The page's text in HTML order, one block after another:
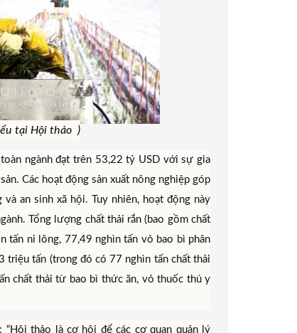
tại Hội thảo )
ngành đạt trên 53,22 tỷ USD với sự gia
Các hoạt động sản xuất nông nghiệp góp
an sinh xã hội. Tuy nhiên, hoạt động này
Tổng lượng chất thải rắn (bao gồm chất
tấn ni lông, 77,49 nghìn tấn vỏ bao bì phân
triệu tấn (trong đó có 77 nghìn tấn chất thải
chất thải từ bao bì thức ăn, vỏ thuốc thú y
thảo là cơ hội để các cơ quan quản lý